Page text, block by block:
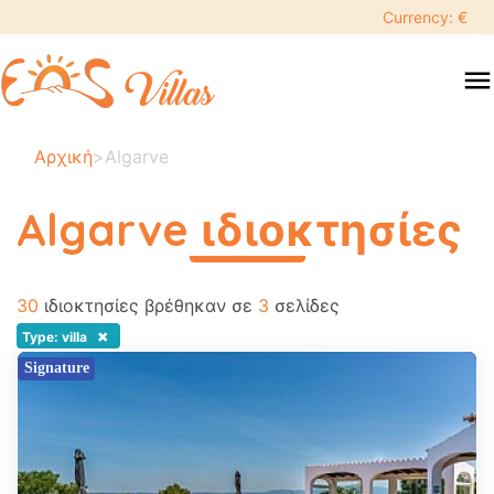
Currency: €
menu
swipe
to
close
ημερομηνίες
Αναζήτηση
search
Προορισμός
Ενήλικες
Αρχική>Algarve
Algarve ιδιοκτησίες
περισσότερα
30 ιδιοκτησίες βρέθηκαν σε 3 σελίδες
Type: villa ×
Signature